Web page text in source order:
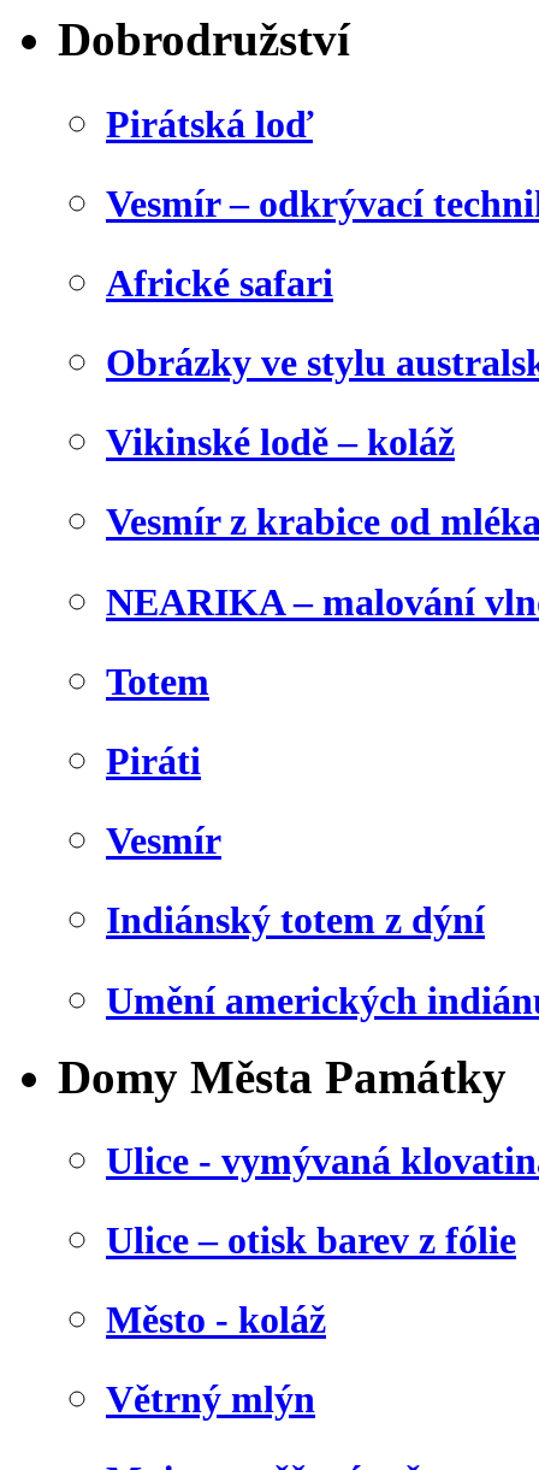
Dobrodružství
Pirátská loď
Vesmír – odkrývací
Africké safari
Obrázky ve stylu
Vikinské lodě – koláž
Vesmír z krabice od
NEARIKA – malování
Totem
Piráti
Vesmír
Indiánský totem z dýní
Umění amerických
Domy Města Památky
Ulice - vymývaná
Ulice – otisk barev z fólie
Město - koláž
Větrný mlýn